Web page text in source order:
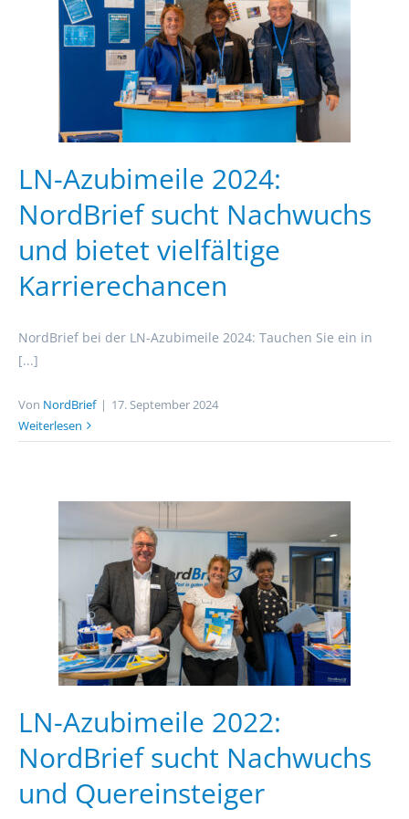
LN-Azubimeile 2024:
NordBrief sucht Nachwuchs
und bietet vielfältige
Karrierechancen
NordBrief bei der LN-Azubimeile 2024: Tauchen Sie ein in
[...]
Von NordBrief | 17. September 2024
Weiterlesen
LN-Azubimeile 2022:
NordBrief sucht Nachwuchs
und Quereinsteiger